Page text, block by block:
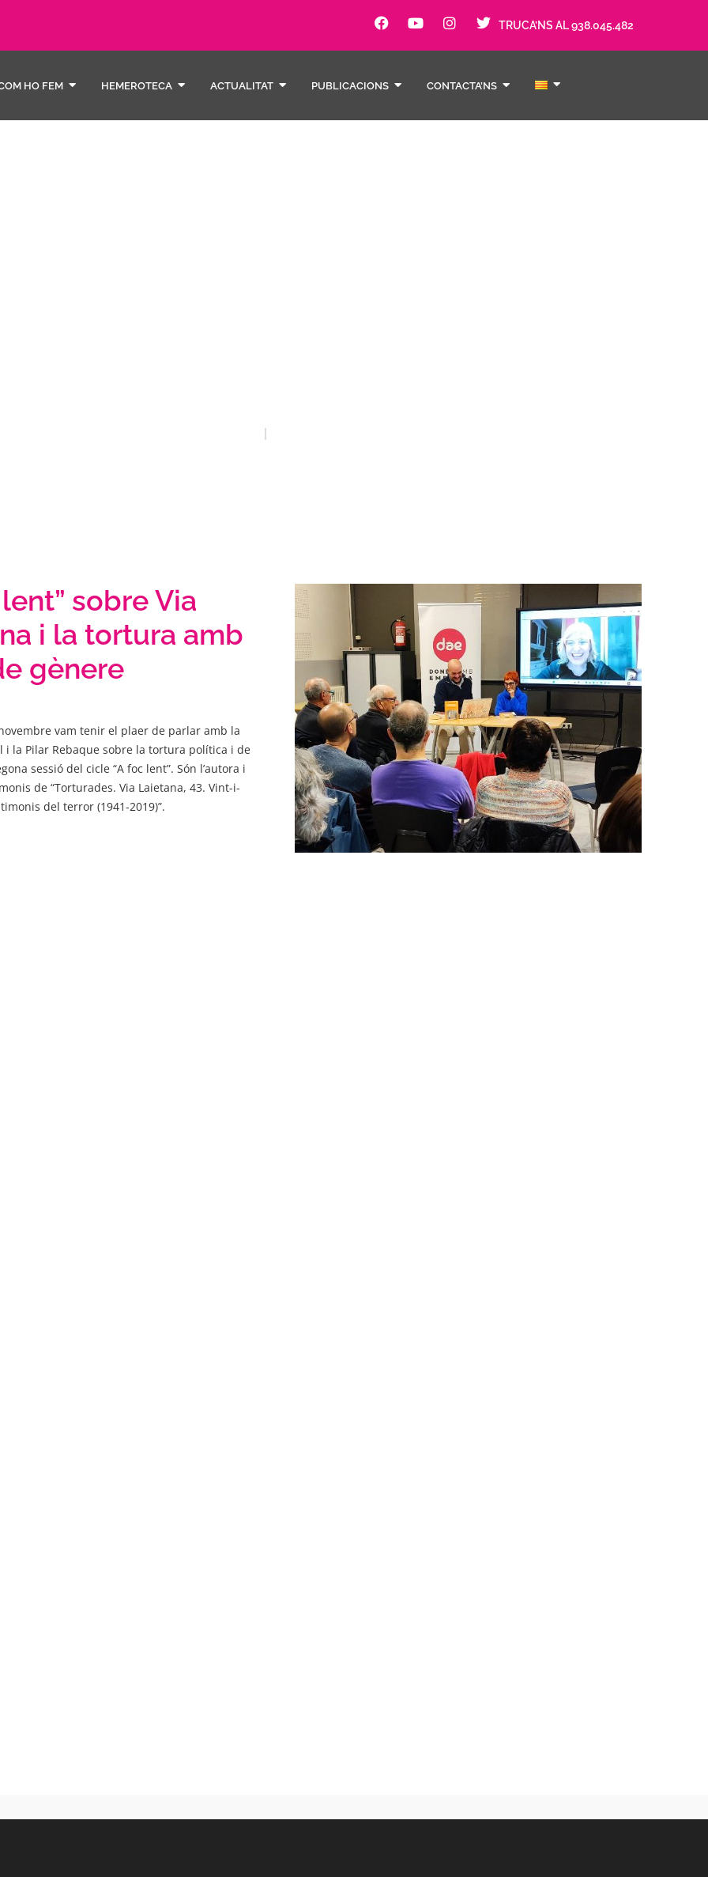
TRUCA’NS AL 938.045.482
HO FEM HEMEROTECA ACTUALITAT PUBLICACIONS CONTACTA’NS
sobre Via
i la tortura amb
gènere
vam tenir el plaer de parlar amb la
i la Pilar Rebaque sobre la tortura política i de
sessió del cicle “A foc lent”. Són l’autora i
de “Torturades. Via Laietana, 43. Vint-i-
del terror (1941-2019)”.